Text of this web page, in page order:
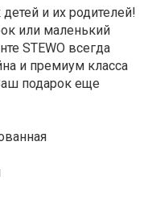
и их родителей!
или маленький
STEWO всегда
и премиум класса
подарок еще
x 1,5 м